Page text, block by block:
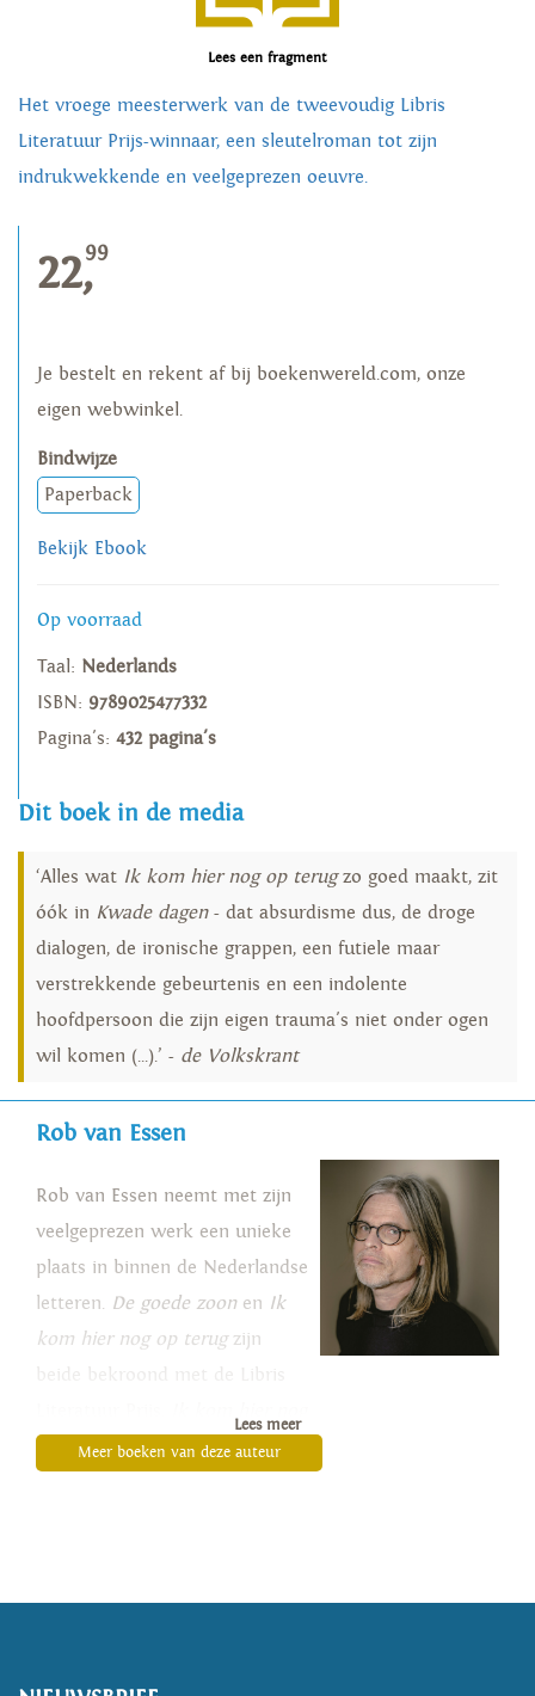
Lees een fragment
Het vroege meesterwerk van de tweevoudig Libris
Literatuur Prijs-winnaar, een sleutelroman tot zijn
indrukwekkende en veelgeprezen oeuvre.
22,99
Je bestelt en rekent af bij boekenwereld.com, onze
eigen webwinkel.
Bindwijze
Paperback
Bekijk Ebook
Op voorraad
Taal: Nederlands
ISBN: 9789025477332
Pagina's: 432 pagina's
Dit boek in de media
‘Alles wat Ik kom hier nog op terugzo goed maakt, zit
óók in Kwade dagen- dat absurdisme dus, de droge
dialogen, de ironische grappen, een futiele maar
verstrekkende gebeurtenis en een indolente
hoofdpersoon die zijn eigen trauma's niet onder ogen
wil komen (...).’ - de Volkskrant
Rob van Essen
Rob van Essen neemt met zijn
veelgeprezen werk een unieke
plaats in binnen de Nederlandse
letteren. De goede zoonen Ik
kom hier nog op terugzijn
op terugwas bovendien
Lees meer
Meer boeken van deze auteur